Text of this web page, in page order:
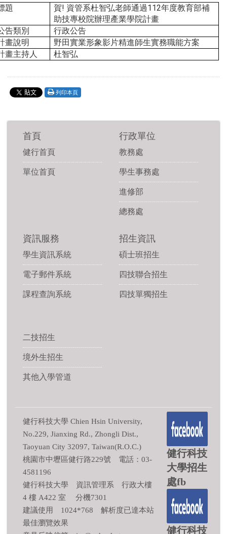
題 賀! 資管系杜智弘老師通過112年度教育部補
助技專校院辦理產業學院計畫
告類別
行政公告
畫說明
野田實業形象影片精進師生實務職能方案
畫主持人 杜智弘
列印本頁
首頁
健行首頁
單位首頁
行政單位
教務處
學生事務處
進修部
總務處
資訊服務
學生資訊系統
電子郵件系統
課程查詢系統
招生資訊
碩士班招生
四技聯合招生
四技單獨招生
二技招生
境外生招生
其他入學管道
健行科技大學 Chien Hsin University,
No.229, Jianxing Rd., Zhongli Dist.,
Taoyuan City 32097, Taiwan(R.O.C.)
桃園市中壢區健行路229號 電話：03-
4581196
健行科技大學 資訊管理系 行政大樓
4 樓 A422 室 分機7301
建議使用 1024*768 解析度已達本站
最佳瀏覽效果
健行科技
大學招生
處fb
健行科技